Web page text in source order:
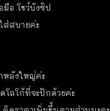
อ โชว์บังซิป
ส่สบายค่ะ
หลังใหญ่ค่ะ
โลโก้ที่จะปักด้วยค่ะ